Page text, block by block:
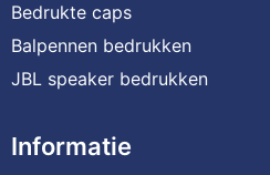
Bedrukte caps
Balpennen bedrukken
JBL speaker bedrukken
Informatie